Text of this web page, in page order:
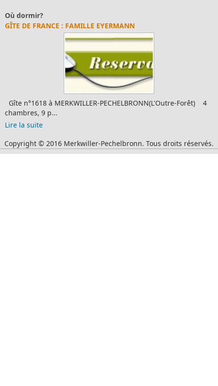
Où dormir?
GÎTE DE FRANCE : FAMILLE EYERMANN
Gîte n°1618 à MERKWILLER-PECHELBRONN(L'Outre-Forêt) 4
chambres, 9 p...
Lire la suite
Copyright © 2016 Merkwiller-Pechelbronn. Tous droits réservés.